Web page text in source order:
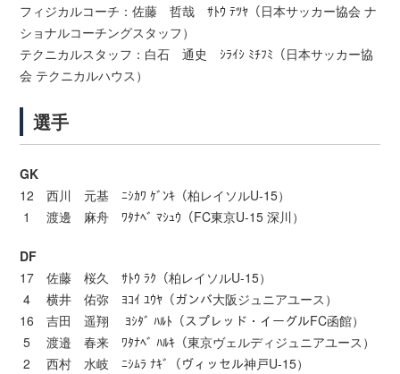
フィジカルコーチ：佐藤 哲哉 ｻﾄｳ ﾃﾂﾔ（日本サッカー協会 ナ
ショナルコーチングスタッフ）
テクニカルスタッフ：白石 通史 ｼﾗｲｼ ﾐﾁﾌﾐ（日本サッカー協
会 テクニカルハウス）
選手
GK
12 西川 元基 ﾆｼｶﾜ ｹﾞﾝｷ（柏レイソルU-15）
1 渡邊 麻舟 ﾜﾀﾅﾍﾞ ﾏｼｭｳ（FC東京U-15 深川）
DF
17 佐藤 桜久 ｻﾄｳ ﾗｸ（柏レイソルU-15）
4 横井 佑弥 ﾖｺｲ ﾕｳﾔ（ガンバ大阪ジュニアユース）
16 吉田 遥翔 ﾖｼﾀﾞ ﾊﾙﾄ（スプレッド・イーグルFC函館）
5 渡邉 春来 ﾜﾀﾅﾍﾞ ﾊﾙｷ（東京ヴェルディジュニアユース）
2 西村 水岐 ﾆｼﾑﾗ ﾅｷﾞ（ヴィッセル神戸U-15）